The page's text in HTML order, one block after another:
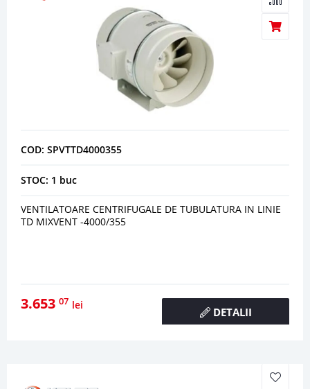
COD: SPVTTD4000355
STOC: 1 buc
VENTILATOARE CENTRIFUGALE DE TUBULATURA IN LINIE
TD MIXVENT -4000/355
3.653 07 lei
DETALII